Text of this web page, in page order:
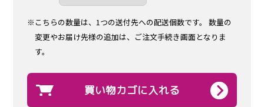
※こちらの数量は、1つの送付先への配送個数です。
数量の
変更やお届け先様の追加は、ご注文手続き画面となりま
す。
買い物カゴに入れる